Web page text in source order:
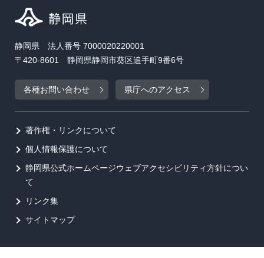
静岡県 法人番号 7000020220001
〒420-8601 静岡県静岡市葵区追手町9番6号
各種お問い合わせ 県庁へのアクセス
著作権・リンクについて
個人情報保護について
静岡県公式ホームページウェブアクセシビリティ方針につい
て
リンク集
サイトマップ